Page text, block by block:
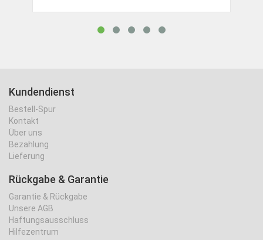
Kundendienst
Bestell-Spur
Kontakt
Über uns
Bezahlung
Lieferung
Rückgabe & Garantie
Garantie & Rückgabe
Unsere AGB
Haftungsausschluss
Hilfezentrum